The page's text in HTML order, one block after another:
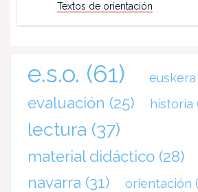
Textos de orientación
e.s.o. (61) euskera
evaluación (25) historia
lectura (37)
material didáctico (28)
navarra (31) orientación